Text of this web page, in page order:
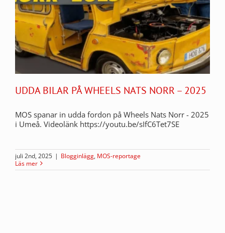
UDDA BILAR PÅ WHEELS NATS NORR – 2025
MOS spanar in udda fordon på Wheels Nats Norr - 2025
i Umeå. Videolänk https://youtu.be/sIfC6Tet7SE
juli 2nd, 2025 | Blogginlägg, MOS-reportage
Läs mer